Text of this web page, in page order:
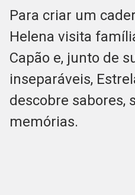
Para criar um
Helena visita
Capão e, junto de
inseparáveis,
descobre sabores,
memórias.